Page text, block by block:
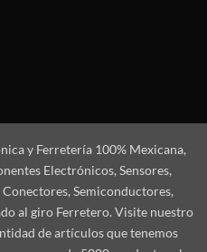
y Ferretería 100% Mexicana,
Electrónicos, Sensores,
Semiconductores,
al giro Ferretero. Visite nuestro
de artículos que tenemos